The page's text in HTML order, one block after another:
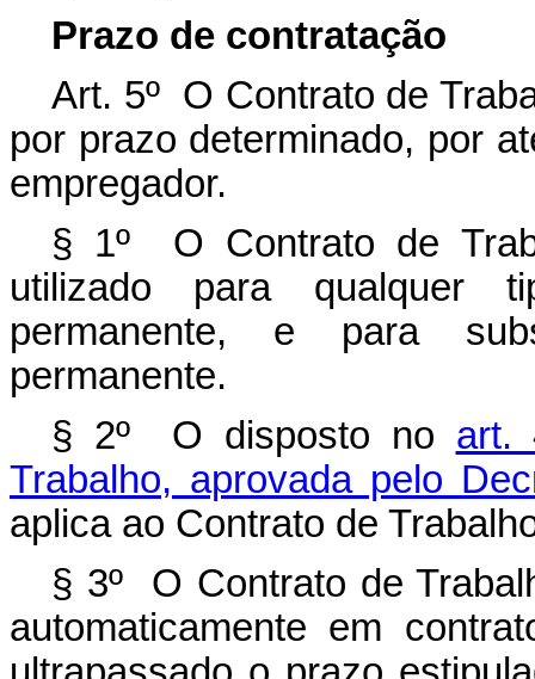
Prazo de contratação
Art. 5º O Contrato de
por prazo determinado, por
empregador.
§ 1º O Contrato de
utilizado para qualquer
permanente, e para
permanente.
§ 2º O disposto no art.
Trabalho, aprovada pelo
aplica ao Contrato de
§ 3º O Contrato de
automaticamente em